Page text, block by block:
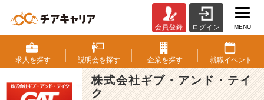
内
B
B
Q
を
会員登録 ログイン MENU
求人を探す 説明会を探す 企業を探す 就職イベント
株式会社ギブ・アンド・テイ
ク